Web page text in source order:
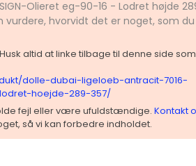
Olieret eg-90-16 - Lodret højde
vurdere, hvorvidt det er noget, som du
altid at linke tilbage til denne side som
dolle-dubai-ligeloeb-antracit-7016-
hoejde-289-357/
fejl eller være ufuldstændige. Kontakt
så vi kan forbedre indholdet.